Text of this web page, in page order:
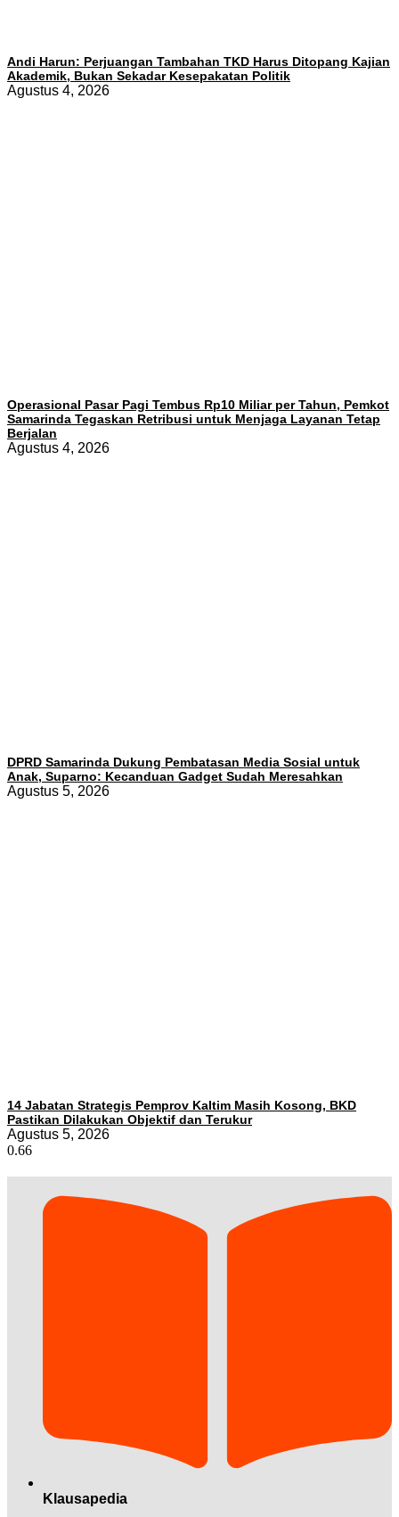
Andi Harun: Perjuangan Tambahan TKD Harus Ditopang Kajian
Akademik, Bukan Sekadar Kesepakatan Politik
Agustus 4, 2026
Operasional Pasar Pagi Tembus Rp10 Miliar per Tahun, Pemkot
Samarinda Tegaskan Retribusi untuk Menjaga Layanan Tetap
Berjalan
Agustus 4, 2026
DPRD Samarinda Dukung Pembatasan Media Sosial untuk
Anak, Suparno: Kecanduan Gadget Sudah Meresahkan
Agustus 5, 2026
14 Jabatan Strategis Pemprov Kaltim Masih Kosong, BKD
Pastikan Dilakukan Objektif dan Terukur
Agustus 5, 2026
Klausapedia